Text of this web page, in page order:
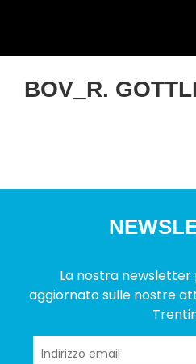
BOV_R.
La nostra
aggiornato sulle nostre